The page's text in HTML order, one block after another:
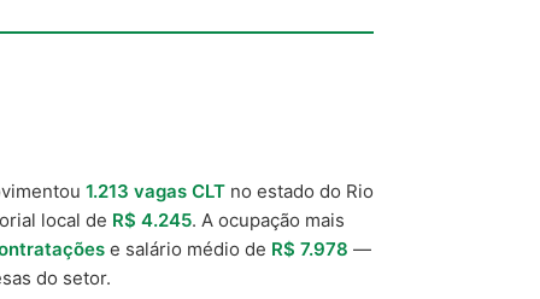
1.213 vagas CLT no estado do Rio
local de R$ 4.245. A ocupação mais
e salário médio de R$ 7.978 —
do setor.